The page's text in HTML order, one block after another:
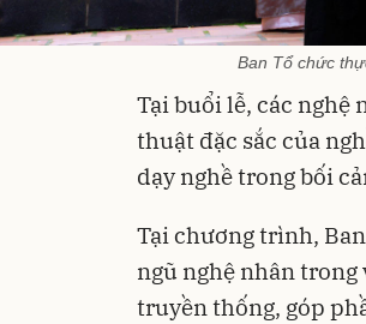
Ban Tổ chức
Tại buổi lễ, các nghệ
thuật đặc sắc của
dạy nghề trong bối
Tại chương trình,
ngũ nghệ nhân trong
truyền thống, góp